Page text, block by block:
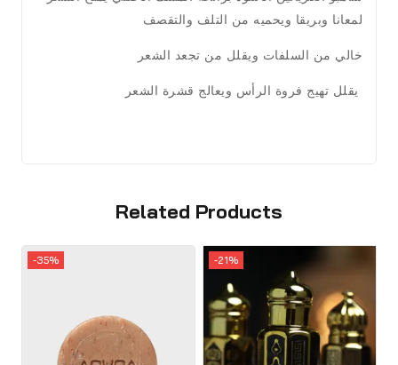
لمعانا وبريقا ويحميه من التلف والتقصف
خالي من السلفات ويقلل من تجعد الشعر
Related Products
-35% -21%